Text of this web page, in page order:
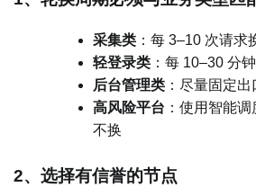
采集类 ：每 3–10 次请求
轻登录类 ：每 10–30 分
后台管理类 ：尽量固定
高风险平台 ：使用智能
不换
2、选择有信誉的节点